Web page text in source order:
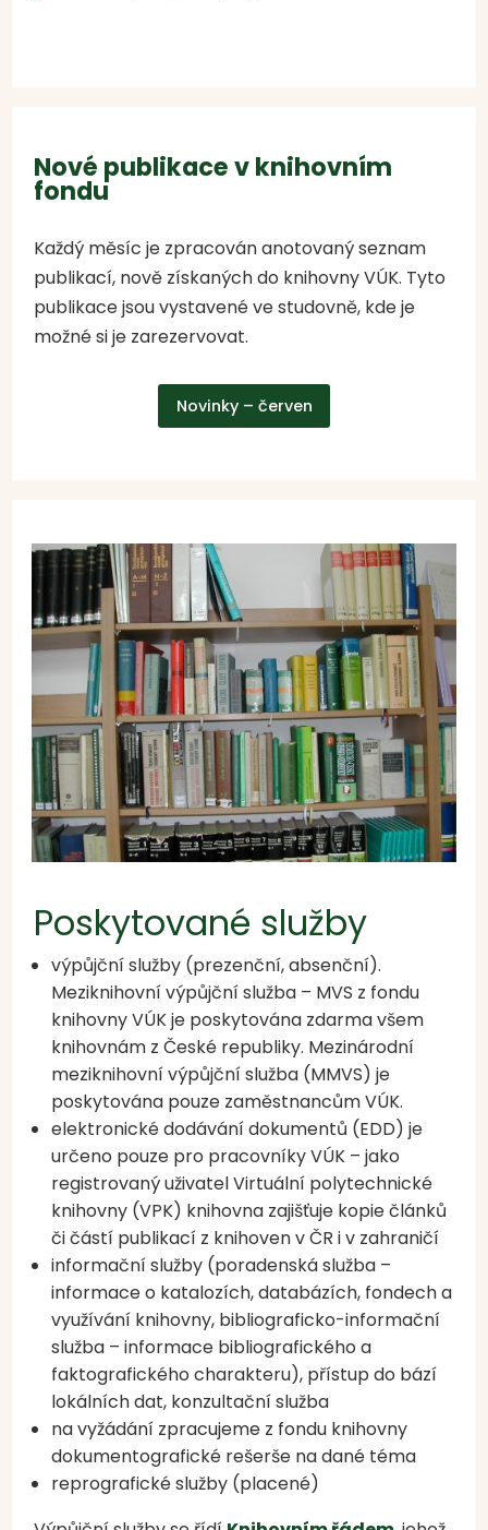
Nové publikace v knihovním
fondu
Každý měsíc je zpracován anotovaný seznam
publikací, nově získaných do knihovny VÚK. Tyto
publikace jsou vystavené ve studovně, kde je
možné si je zarezervovat.
Novinky – červen
Poskytované služby
výpůjční služby (prezenční, absenční).
Meziknihovní výpůjční služba – MVS z fondu
knihovny VÚK je poskytována zdarma všem
knihovnám z České republiky. Mezinárodní
meziknihovní výpůjční služba (MMVS) je
poskytována pouze zaměstnancům VÚK.
elektronické dodávání dokumentů (EDD) je
určeno pouze pro pracovníky VÚK – jako
registrovaný uživatel Virtuální polytechnické
knihovny (VPK) knihovna zajišťuje kopie článků
či částí publikací z knihoven v ČR i v zahraničí
informační služby (poradenská služba –
informace o katalozích, databázích, fondech a
využívání knihovny, bibliograficko-informační
služba – informace bibliografického a
faktografického charakteru), přístup do bází
lokálních dat, konzultační služba
na vyžádání zpracujeme z fondu knihovny
dokumentografické rešerše na dané téma
reprografické služby (placené)